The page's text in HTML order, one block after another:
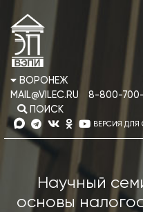
ВОРОНЕЖ
MAIL@VILEC.RU
8-800-
ПОИСК
ВЕРСИЯ
Научный
основы